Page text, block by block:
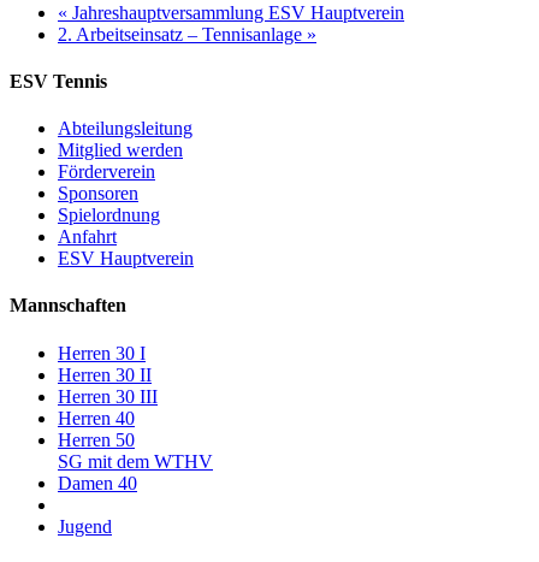
« Jahreshauptversammlung ESV Hauptverein
2. Arbeitseinsatz – Tennisanlage »
ESV Tennis
Abteilungsleitung
Mitglied werden
Förderverein
Sponsoren
Spielordnung
Anfahrt
ESV Hauptverein
Mannschaften
Herren 30 I
Herren 30 II
Herren 30 III
Herren 40
Herren 50
SG mit dem WTHV
Damen 40
Jugend